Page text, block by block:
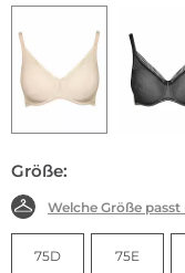
Größe:
Welche Größe passt
75D 75E